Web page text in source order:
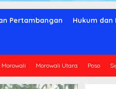
Pertambangan Hukum dan
Morowali Morowali Utara Poso